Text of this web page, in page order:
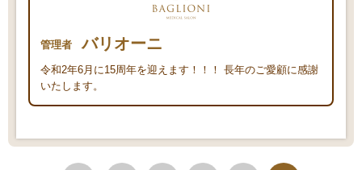
管理者 バリオーニ
令和2年6月に15周年を迎えます！！！ 長年のご愛顧に感謝
いたします。